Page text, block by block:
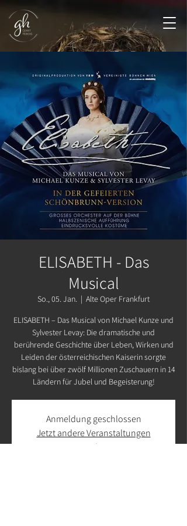
ELISABETH - Das
Musical
So., 05. Jan.
  |
Alte Oper Frankfurt
ELISABETH – Das Musical von Michael Kunze und
Sylvester Levay: Die dramatische und
berührende Geschichte über Leben, Wirken und
Leiden der österreichischen Kaiserin sorgte
bislang bei über zwölf Millionen Zuschauern in 14
Ländern für Jubel und Begeisterung!
Anmeldung geschlossen
Jetzt andere Veranstaltungen
ansehen